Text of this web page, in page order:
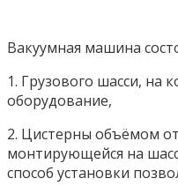
Вакуумная машина
1. Грузового шасси, на
оборудование,
2. Цистерны объёмом
монтирующейся на
способ установки